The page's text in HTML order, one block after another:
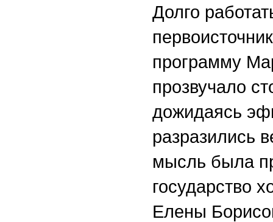
Долго
программу
прозвучало
дожидаясь
разразились
мысль была
государство
Елены